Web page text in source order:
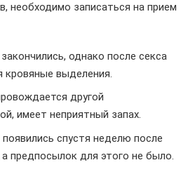
необходимо записаться на прием
однако после секса
выделения.
другой
имеет неприятный запах.
спустя неделю после
предпосылок для этого не было.